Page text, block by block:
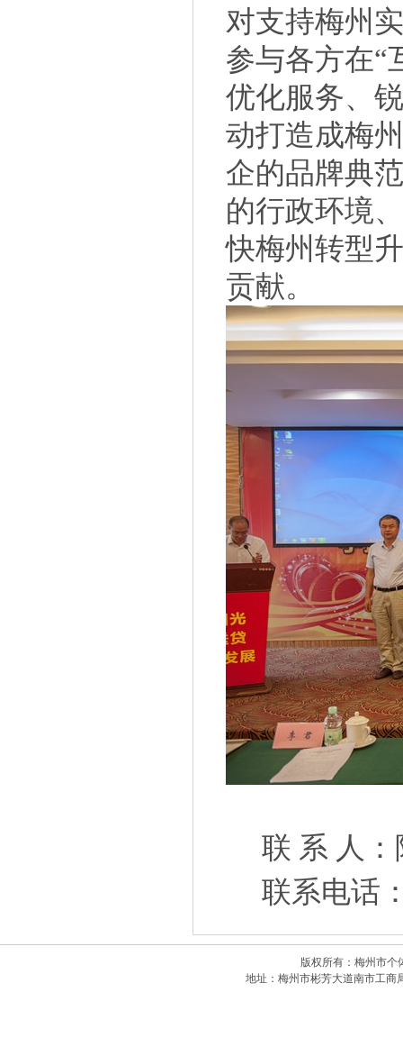
对支持梅州
参与各方在“
优化服务、
动打造成梅
企的品牌典
的行政环境
快梅州转型
贡献。
联 系 人
联系电话
版权所有：梅州市
地址：梅州市彬芳大道南市工商